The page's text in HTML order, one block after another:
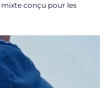
mixte conçu pour les